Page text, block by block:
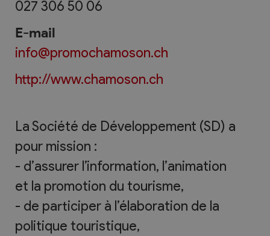
027 306 50 06
E-mail
info@promochamoson.ch
http://www.chamoson.ch
La Société de Développement (SD) a
pour mission :
- d’assurer l’information, l’animation
et la promotion du tourisme,
- de participer à l’élaboration de la
politique touristique,